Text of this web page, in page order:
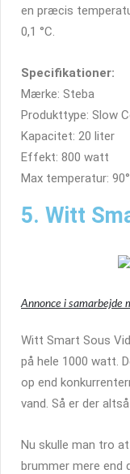
en præcis
0,1 °C.
Specifikationer:
Mærke: Steba
Produkttype: Slow
Kapacitet: 20 liter
Effekt: 800 watt
Max temperatur:
5. Witt
Annonce i samarbejde
Witt Smart Sous
på hele 1000 watt.
op end
vand. Så er der
Nu skulle man tro
brummer mere end